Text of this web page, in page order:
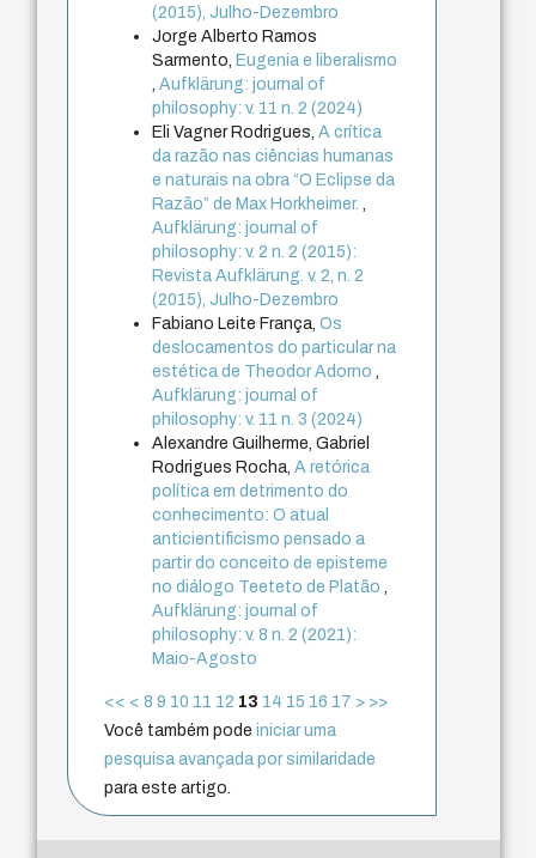
(2015), Julho-Dezembro
Jorge Alberto Ramos
Sarmento, Eugenia e liberalismo
,Aufklärung: journal of
philosophy: v. 11 n. 2 (2024)
Eli Vagner Rodrigues,A crítica
da razão nas ciências humanas
e naturais na obra “O Eclipse da
Razão” de Max Horkheimer.,
Aufklärung: journal of
philosophy: v. 2 n. 2 (2015):
Revista Aufklärung. v. 2, n. 2
(2015), Julho-Dezembro
Fabiano Leite França,Os
deslocamentos do particular na
estética de Theodor Adorno,
Aufklärung: journal of
philosophy: v. 11 n. 3 (2024)
Alexandre Guilherme, Gabriel
Rodrigues Rocha,A retórica
política em detrimento do
conhecimento: O atual
anticientificismo pensado a
partir do conceito de episteme
no diálogo Teeteto de Platão,
Aufklärung: journal of
philosophy: v. 8 n. 2 (2021):
Maio-Agosto
<< < 8 9 10 11 12 13 14 15 16 17 > >>
Você também podeiniciar uma
pesquisa avançada por similaridade
para este artigo.